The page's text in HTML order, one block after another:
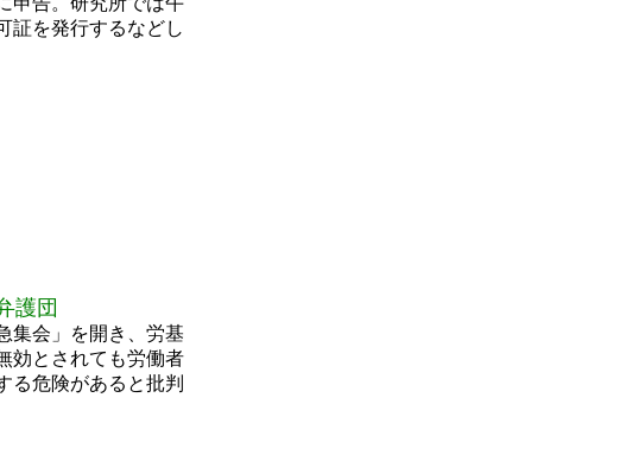
証を発行するなどし
護団
集会」を開き、労基
効とされても労働者
る危険があると批判